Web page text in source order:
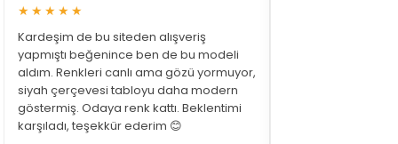
★★★★★
Kardeşim de bu siteden alışveriş
yapmıştı beğenince ben de bu modeli
aldım. Renkleri canlı ama gözü yormuyor,
siyah çerçevesi tabloyu daha modern
göstermiş. Odaya renk kattı. Beklentimi
karşıladı, teşekkür ederim 😊